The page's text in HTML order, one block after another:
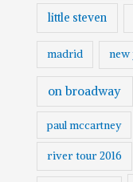
little steven
madrid new
on broadway
paul mccartney
river tour 2016